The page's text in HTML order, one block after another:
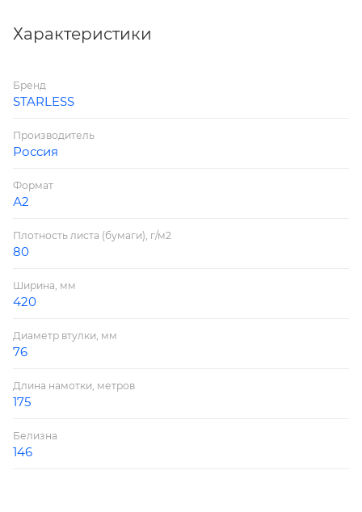
Характеристики
Бренд
STARLESS
Производитель
Россия
Формат
А2
Плотность листа (бумаги), г/м2
80
Ширина, мм
420
Диаметр втулки, мм
76
Длина намотки, метров
175
Белизна
146